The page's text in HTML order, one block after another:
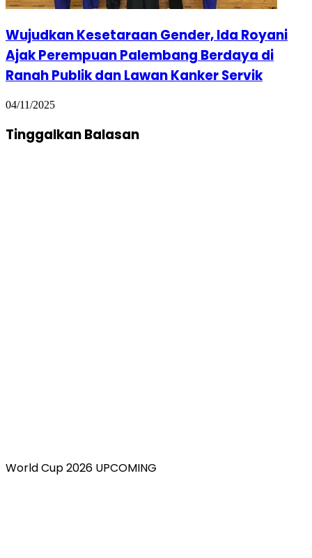
Wujudkan Kesetaraan Gender, Ida Royani
Ajak Perempuan Palembang Berdaya di
Ranah Publik dan Lawan Kanker Servik
04/11/2025
Tinggalkan Balasan
World Cup 2026 UPCOMING